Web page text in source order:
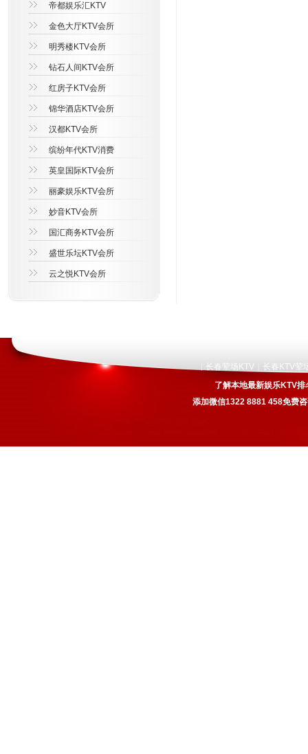
帝都娱乐汇KTV
金色大厅KTV会所
明秀楼KTV会所
钻石人间KTV会所
红房子KTV会所
锦华酒店KTV会所
汉都KTV会所
缤纷年代KTV消费
英皇国际KTV会所
丽豪娱乐KTV会所
妙音KTV会所
国汇商务KTV会所
盛世乐坛KTV会所
云之悦KTV会所
长春荤场KTV
长春KTV荤
了解本地最新娱乐KTV
添加微信1322 8881 458免费